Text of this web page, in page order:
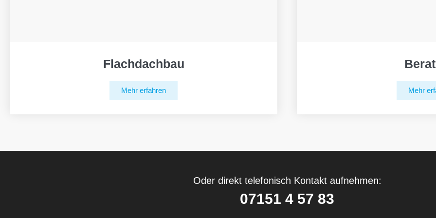
Flachdachbau
Mehr erfahren Mehr
Oder direkt telefonisch Kontakt aufnehmen:
07151 4 57 83